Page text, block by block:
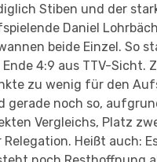
Stiben und der
Daniel
beide Einzel. So
Ende 4:9 aus TTV-Sicht.
zu wenig für den
gerade noch so,
Vergleichs, Platz
Relegation. Heißt auch: